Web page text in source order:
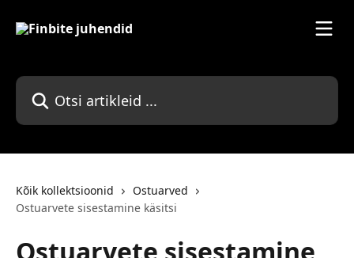
Otsi artikleid ...
Kõik kollektsioonid
Ostuarved
Ostuarvete sisestamine käsitsi